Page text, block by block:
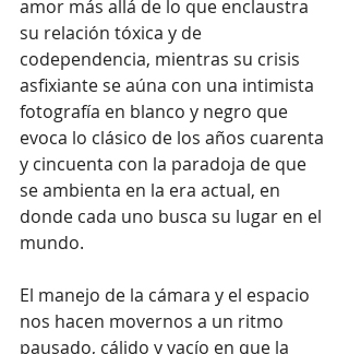
amor más allá de lo que enclaustra
su relación tóxica y de
codependencia, mientras su crisis
asfixiante se aúna con una intimista
fotografía en blanco y negro que
evoca lo clásico de los años cuarenta
y cincuenta con la paradoja de que
se ambienta en la era actual, en
donde cada uno busca su lugar en el
mundo.
El manejo de la cámara y el espacio
nos hacen movernos a un ritmo
pausado, cálido y vacío en que la